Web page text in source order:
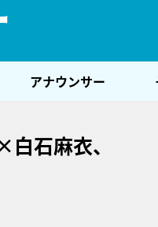
アナウンサー
石麻衣、